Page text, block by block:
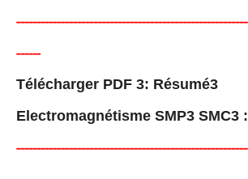
-------------------------
------
Télécharger PDF 3: Résumé3
Electromagnétisme SMP3 SMC3 :
---------------------------